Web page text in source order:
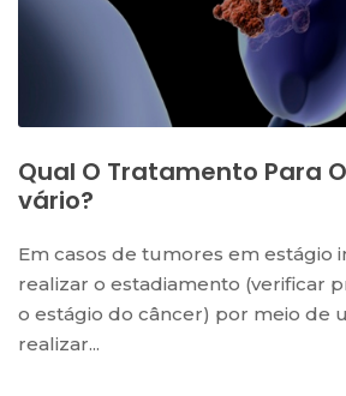
Qual O Tratamento Para
Vário?
Em casos de tumores em estágio
realizar o estadiamento (verificar
o estágio do câncer) por meio de
realizar...